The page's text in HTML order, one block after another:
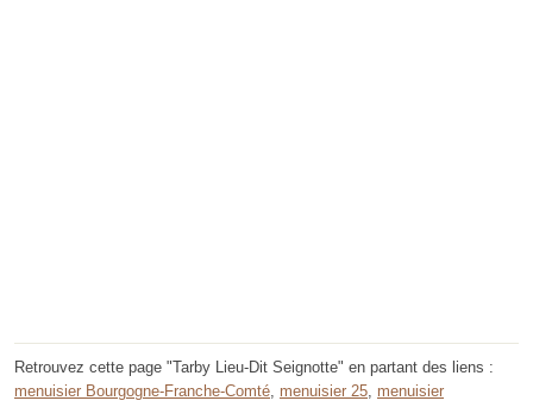
Retrouvez cette page "Tarby Lieu-Dit Seignotte" en partant des liens :
menuisier Bourgogne-Franche-Comté, menuisier 25, menuisier